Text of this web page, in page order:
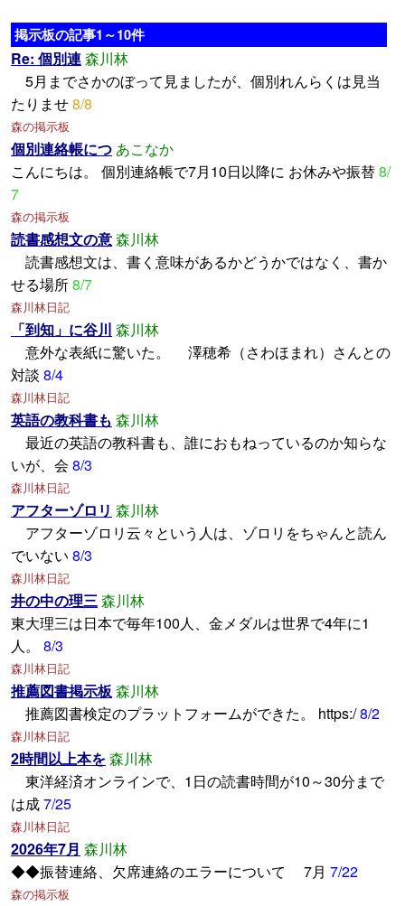
掲示板の記事1～10件
Re: 個別連森川林
5月までさかのぼって見ましたが、個別れんらくは見当
たりませ8/8
森の掲示板
個別連絡帳につ あこなか
こんにちは。 個別連絡帳で7月10日以降に お休みや振替8/
7
森の掲示板
読書感想文の意森川林
読書感想文は、書く意味があるかどうかではなく、書か
せる場所8/7
森川林日記
「到知」に谷川 森川林
意外な表紙に驚いた。 澤穂希（さわほまれ）さんとの
対談 8/4
森川林日記
英語の教科書も 森川林
最近の英語の教科書も、誰におもねっているのか知らな
いが、会 8/3
森川林日記
アフターゾロリ 森川林
アフターゾロリ云々という人は、ゾロリをちゃんと読ん
でいない 8/3
森川林日記
井の中の理三森川林
東大理三は日本で毎年100人、金メダルは世界で4年に1
人。 8/3
森川林日記
推薦図書掲示板森川林
推薦図書検定のプラットフォームができた。 https:/8/2
森川林日記
2時間以上本を森川林
東洋経済オンラインで、1日の読書時間が10～30分まで
は成7/25
森川林日記
2026年7月 森川林
◆◆振替連絡、欠席連絡のエラーについて 7月 7/22
森の掲示板